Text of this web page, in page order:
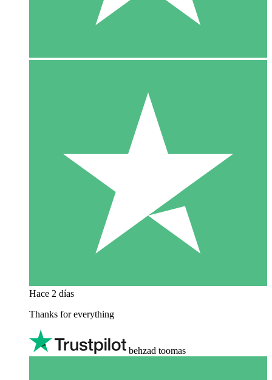
Hace 2 días
Thanks for everything
behzad toomas